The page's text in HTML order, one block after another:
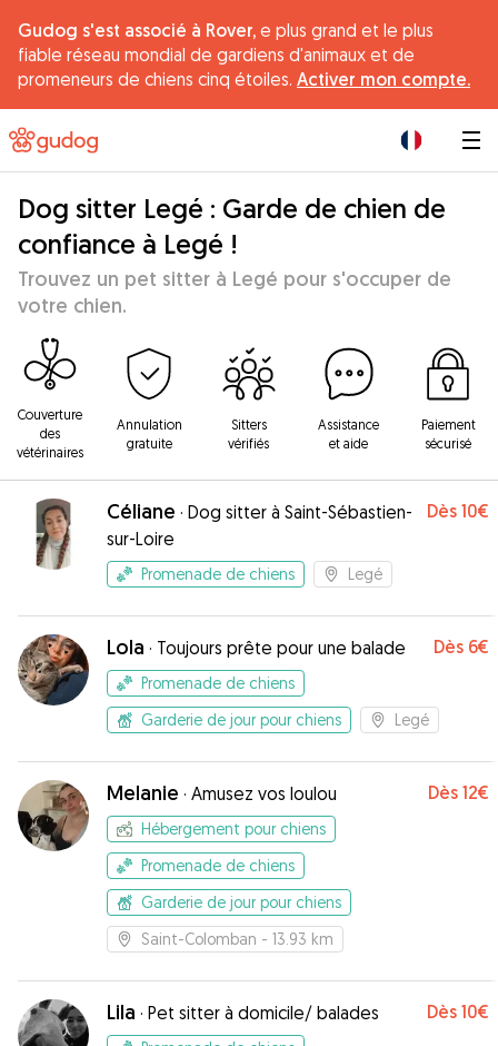
Gudog s'est associé à Rover, e plus grand et le plus
fiable réseau mondial de gardiens d'animaux et de
promeneurs de chiens cinq étoiles. Activer mon compte.
Dog sitter Legé : Garde de chien de
confiance à Legé !
Trouvez un pet sitter à Legé pour s'occuper de
votre chien.
Couverture
des
vétérinaires
Annulation
gratuite
Sitters
vérifiés
Assistance
et aide
Paiement
sécurisé
Céliane · Dog sitter à Saint-Sébastien-
sur-Loire
Dès 10€
Promenade de chiens Legé
Lola · Toujours prête pour une balade Dès 6€
Promenade de chiens
Garderie de jour pour chiens
Legé
Melanie · Amusez vos loulou Dès 12€
Hébergement pour chiens
Promenade de chiens
Garderie de jour pour chiens
Saint-Colomban - 13.93 km
Lila · Pet sitter à domicile/ balades Dès 10€